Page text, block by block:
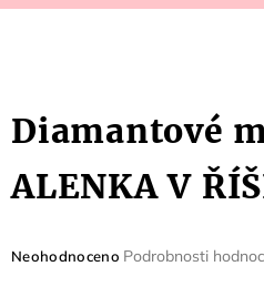
Diamantové
ALENKA V
Průměrné
Neohodnoceno Podrobnosti